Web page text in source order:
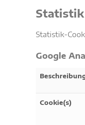
Statistik
Statistik-
Google
Cookie(s)